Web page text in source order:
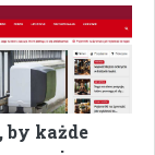
by każde